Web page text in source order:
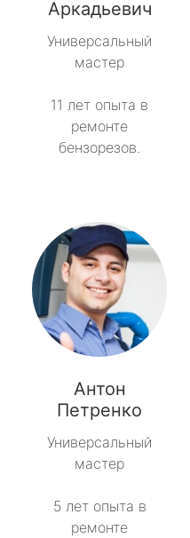
Аркадьевич
Универсальный
мастер
11 лет опыта в
ремонте
бензорезов.
Антон
Петренко
Универсальный
мастер
5 лет опыта в
ремонте